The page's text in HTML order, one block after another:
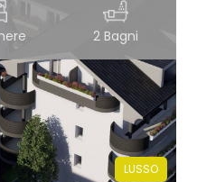
2 Bagni
LUSSO